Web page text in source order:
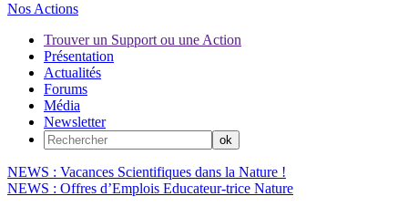
Nos Actions
Trouver un Support ou une Action
Présentation
Actualités
Forums
Média
Newsletter
NEWS : Vacances Scientifiques dans la Nature !
NEWS : Offres d’Emplois Educateur-trice Nature